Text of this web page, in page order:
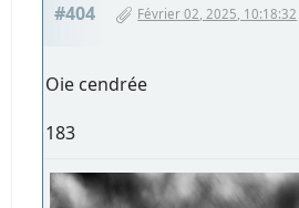
#404 Février 02, 2025, 10:18:32
Oie cendrée
183